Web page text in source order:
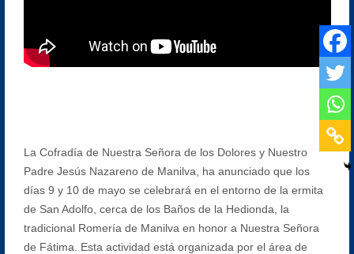
La Cofradía de Nuestra Señora de los Dolores y Nuestro
Padre Jesús Nazareno de Manilva, ha anunciado que los
días 9 y 10 de mayo se celebrará en el entorno de la ermita
de San Adolfo, cerca de los Baños de la Hedionda, la
tradicional Romería de Manilva en honor a Nuestra Señora
de Fátima. Esta actividad está organizada por el área de